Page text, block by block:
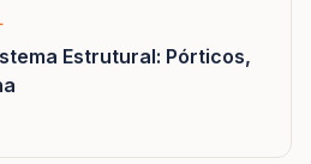
Estrutural: Pórticos,